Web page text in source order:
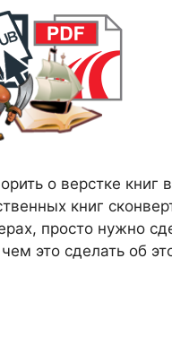
о верстке
книг
просто нужно
это сделать об